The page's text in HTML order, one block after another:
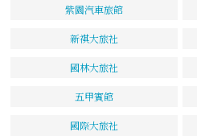
紫園汽車旅館
新祺大旅社
國林大旅社
五甲賓館
國際大旅社